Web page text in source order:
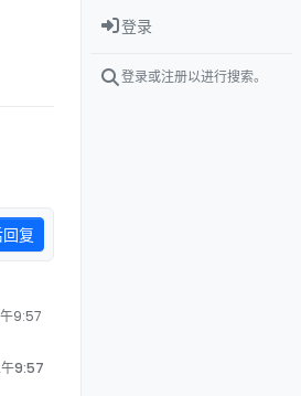
复
9:57
9:57
登录
登录或注册以进行搜索。